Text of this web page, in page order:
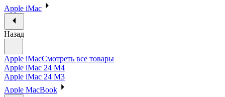
Apple iMac
Назад
Apple iMacСмотреть все товары
Apple iMac 24 M4
Apple iMac 24 M3
Apple MacBook